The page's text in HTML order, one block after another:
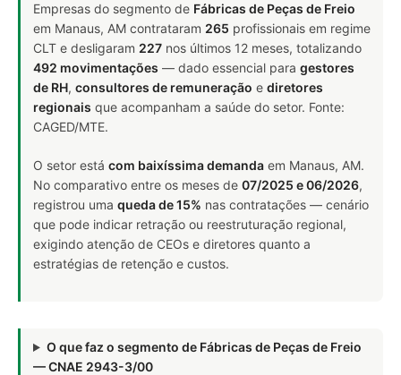
Empresas do segmento de Fábricas de Peças de Freio
em Manaus, AM contrataram 265 profissionais em regime
CLT e desligaram 227 nos últimos 12 meses, totalizando
492 movimentações — dado essencial para gestores
de RH, consultores de remuneração e diretores
regionais que acompanham a saúde do setor. Fonte:
CAGED/MTE.
O setor está com baixíssima demanda em Manaus, AM.
No comparativo entre os meses de 07/2025 e 06/2026,
registrou uma queda de 15% nas contratações — cenário
que pode indicar retração ou reestruturação regional,
exigindo atenção de CEOs e diretores quanto a
estratégias de retenção e custos.
O que faz o segmento de Fábricas de Peças de Freio
— CNAE 2943-3/00